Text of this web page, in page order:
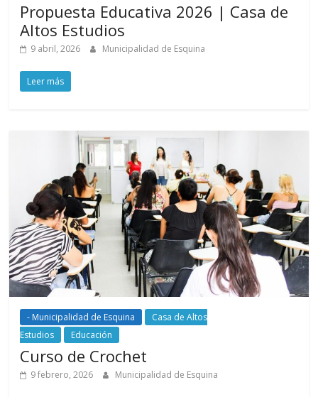
Propuesta Educativa 2026 | Casa de
Altos Estudios
9 abril, 2026 Municipalidad de Esquina
Leer más
- Municipalidad de Esquina
Casa de Altos
Estudios
Educación
Curso de Crochet
9 febrero, 2026 Municipalidad de Esquina